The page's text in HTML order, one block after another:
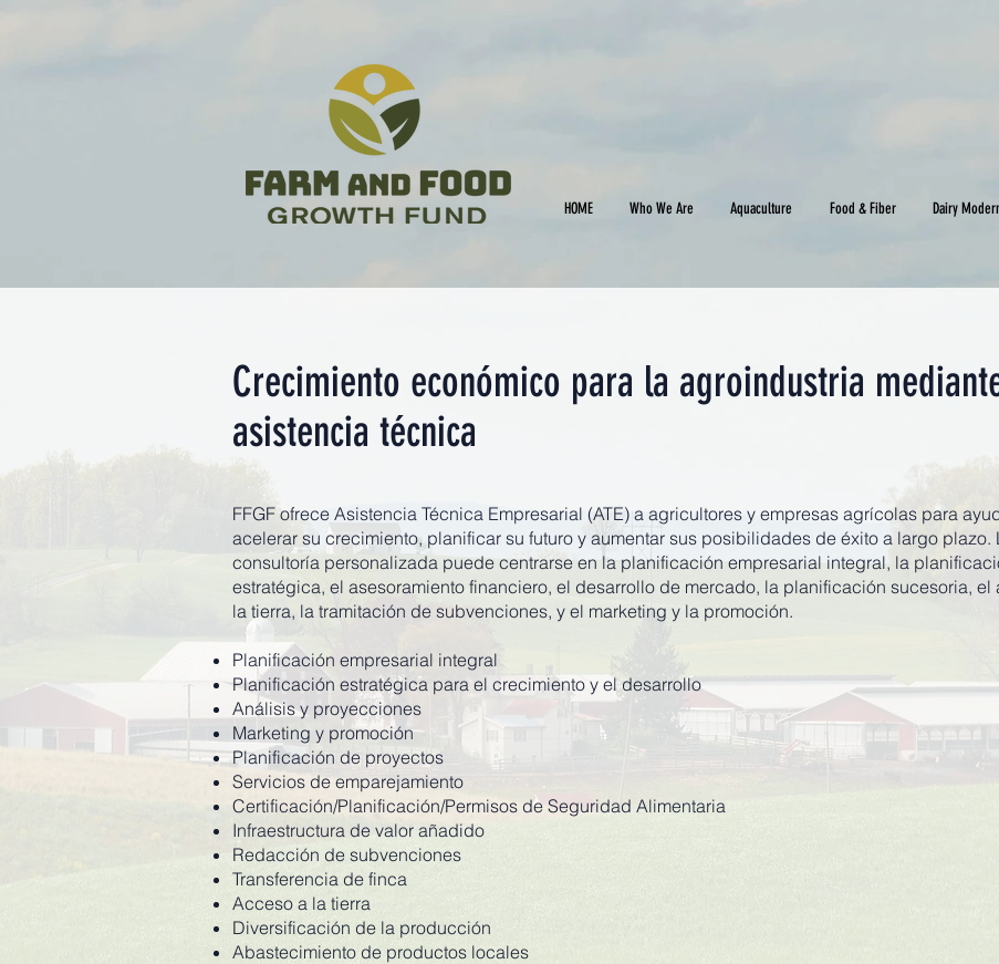
HOME Who We Are Aquaculture Food & Fiber Dairy
Crecimiento económico para la agroindustria
asistencia técnica
FFGF ofrece Asistencia Técnica Empresarial (ATE) a agricultores y empresas agrícolas para
acelerar su crecimiento, planificar su futuro y aumentar sus posibilidades de éxito a largo plazo.
consultoría personalizada puede centrarse en la planificación empresarial integral, la
estratégica, el asesoramiento financiero, el desarrollo de mercado, la planificación sucesoria, el
la tierra, la tramitación de subvenciones, y el marketing y la promoción.
Planificación empresarial integral
Planificación estratégica para el crecimiento y el desarrollo
Análisis y proyecciones
Marketing y promoción
Planificación de proyectos
Servicios de emparejamiento
Certificación/Planificación/Permisos de Seguridad Alimentaria
Infraestructura de valor añadido
Redacción de subvenciones
Transferencia de finca
Acceso a la tierra
Diversificación de la producción
Abastecimiento de productos locales